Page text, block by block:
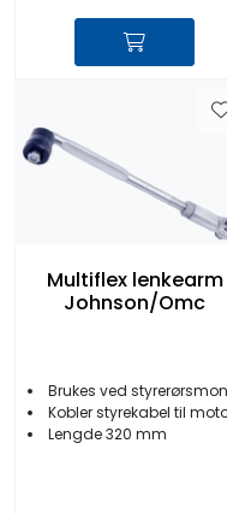
Multiflex lenkearm
Johnson/Omc
Brukes ved
Kobler styrekabel til
Lengde 320 mm